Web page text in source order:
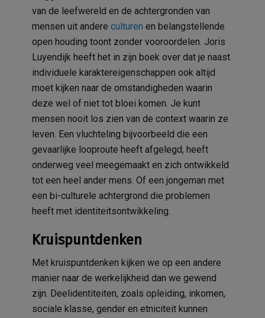
van de leefwereld en de achtergronden van
mensen uit andere culturen en belangstellende
open houding toont zonder vooroordelen. Joris
Luyendijk heeft het in zijn boek over dat je naast
individuele karaktereigenschappen ook altijd
moet kijken naar de omstandigheden waarin
deze wel of niet tot bloei komen. Je kunt
mensen nooit los zien van de context waarin ze
leven. Een vluchteling bijvoorbeeld die een
gevaarlijke looproute heeft afgelegd, heeft
onderweg veel meegemaakt en zich ontwikkeld
tot een heel ander mens. Of een jongeman met
een bi-culturele achtergrond die problemen
heeft met identiteitsontwikkeling.
Kruispuntdenken
Met kruispuntdenken kijken we op een andere
manier naar de werkelijkheid dan we gewend
zijn. Deelidentiteiten, zoals opleiding, inkomen,
sociale klasse, gender en etniciteit kunnen